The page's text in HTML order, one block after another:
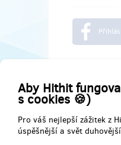
Aby Hithit
s cookies 🍪)
Pro váš nejlepší zážitek z
úspěšnější a svět